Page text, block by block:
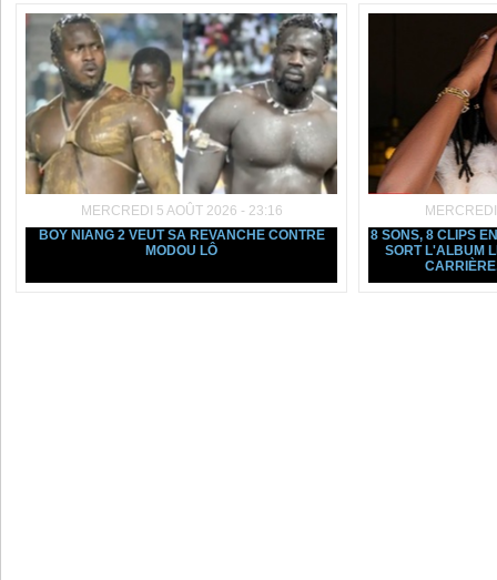
MERCREDI 5 AOÛT 2026 - 23:16
BOY NIANG 2 VEUT SA REVANCHE CONTRE
MODOU LÔ
8 SONS, 8 CLIPS
SORT L'ALBUM